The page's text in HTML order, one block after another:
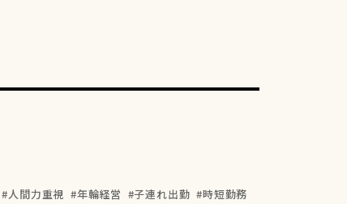
人間力重視 年輪経営 子連れ出勤
時短勤務